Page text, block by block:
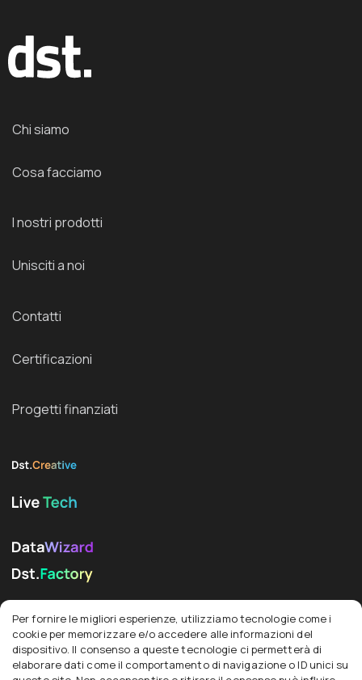
Per fornire le migliori esperienze, utilizziamo tecnologie come i
cookie per memorizzare e/o accedere alle informazioni del
dispositivo. Il consenso a queste tecnologie ci permetterà di
elaborare dati come il comportamento di navigazione o ID unici su
Chi siamo
Cosa facciamo
I nostri prodotti
Unisciti a noi
Contatti
Certificazioni
Progetti finanziati
Social